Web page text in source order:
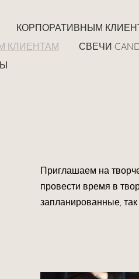
КОРПОРАТИВНЫМ
КЛИЕНТАМ
СВЕЧИ
Приглашаем на
провести время в
запланированные,